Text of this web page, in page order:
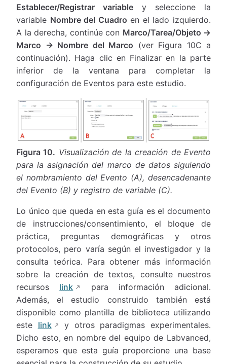
Establecer/Registrar variable y seleccione la
variable Nombre del Cuadro en el lado izquierdo.
A la derecha, continúe con Marco/Tarea/Objeto →
Marco → Nombre del Marco (ver Figura 10C a
continuación). Haga clic en Finalizar en la parte
inferior de la ventana para completar la
configuración de Eventos para este estudio.
Figura 10. Visualización de la creación de Evento
para la asignación del marco de datos siguiendo
el nombramiento del Evento (A), desencadenante
del Evento (B) y registro de variable (C).
Lo único que queda en esta guía es el documento
de instrucciones/consentimiento, el bloque de
práctica, preguntas demográficas y otros
protocolos, pero varía según el investigador y la
consulta teórica. Para obtener más información
sobre la creación de textos, consulte nuestros
recursos link
para información adicional.
Además, el estudio construido también está
disponible como plantilla de biblioteca utilizando
este link
y otros paradigmas experimentales.
Dicho esto, en nombre del equipo de Labvanced,
esperamos que esta guía proporcione una base